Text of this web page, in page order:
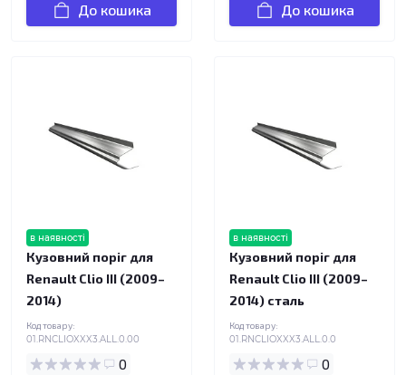
До кошика До кошика
в наявності
Кузовний поріг для
Renault Clio III (2009–
2014)
Код товару:
01.RNCLIOXXX3.ALL.0.00
0
в наявності
Кузовний поріг для
Renault Clio III (2009–
2014) сталь
Код товару:
01.RNCLIOXXX3.ALL.0.0
0